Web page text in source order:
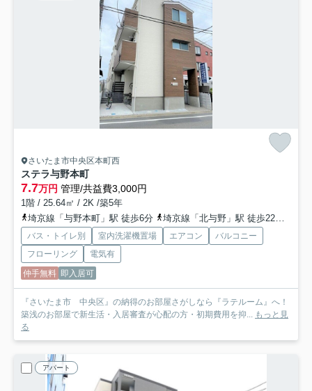
さいたま市中央区本町西
ステラ与野本町
7.7万円 管理/共益費3,000円
1階 / 25.64㎡ / 2K /築5年
埼京線「与野本町」駅 徒歩6分
埼京線「北与野」駅 徒歩22分
バス・トイレ別 室内洗濯機置場 エアコン
バルコニー
フローリング
電気有
仲手無料 即入居可
『さいたま市 中央区』の納得のお部屋さがしなら『ラテルーム』へ！
築浅のお部屋で新生活・入居審査が心配の方・初期費用を抑... もっと見
る
アパート